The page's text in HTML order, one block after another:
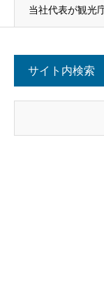
当社代表が観光
サイト内検索